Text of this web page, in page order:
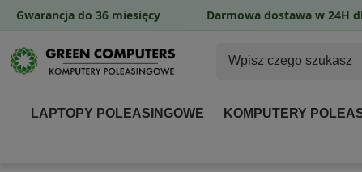
LAPTOPY POLEASINGOWE KOMPUTERY
Gwarancja do 36 miesięcy Darmowa dostawa w 24H